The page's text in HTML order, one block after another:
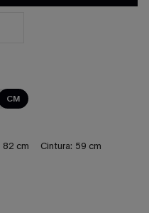
CM
82 cm Cintura: 59 cm